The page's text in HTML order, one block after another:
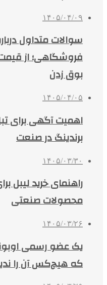
۱۴۰۵/۰۴/۰۹
سوالات متداول
فروشگاهی؛ از
بوق زدن
۱۴۰۵/۰۴/۰۵
اهمیت آگهی برای
برندینگ در صنعت
۱۴۰۵/۰۳/۳۰
راهنمای خرید لیبل
محصولات صنعتی
۱۴۰۵/۰۳/۲۶
یک عضو رسمی
که هیچ‌کس آن را